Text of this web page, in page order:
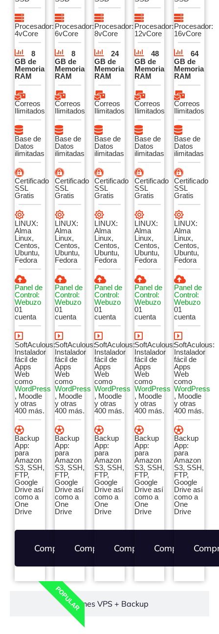
Planes VPS + Backup
Procesador:
4vCore
8
GB de
Memoria
RAM
Correos
Ilimitados
Base de
Datos
ilimitadas
Certificado
SSL
Gratis
LINUX:
Alma
Linux,
Centos,
Ubuntu,
Fedora
Panel de
Control:
Webuzo
01
cuenta
SoftAculous:
Instalador
fácil de
Apps
Web
como
WordPress
, Moodle
y otras
400 más.
Backup
App:
para
Amazon
S3, SSH,
FTP,
Google
Drive así
como a
One
Drive
Comprar
Procesador:
6vCore
8
GB de
Memoria
RAM
Correos
Ilimitados
Base de
Datos
ilimitadas
Certificado
SSL
Gratis
LINUX:
Alma
Linux,
Centos,
Ubuntu,
Fedora
Panel de
Control:
Webuzo
01
cuenta
SoftAculous:
Instalador
fácil de
Apps
Web
como
WordPress
, Moodle
y otras
400 más.
Backup
App:
para
Amazon
S3, SSH,
FTP,
Google
Drive así
como a
One
Drive
Comprar
POPULAR
Procesador:
8vCore
24
GB de
Memoria
RAM
Correos
Ilimitados
Base de
Datos
ilimitadas
Certificado
SSL
Gratis
LINUX:
Alma
Linux,
Centos,
Ubuntu,
Fedora
Panel de
Control:
Webuzo
01
cuenta
SoftAculous:
Instalador
fácil de
Apps
Web
como
WordPress
, Moodle
y otras
400 más.
Backup
App:
para
Amazon
S3, SSH,
FTP,
Google
Drive así
como a
One
Drive
Comprar
Procesador:
12vCore
48
GB de
Memoria
RAM
Correos
Ilimitados
Base de
Datos
ilimitadas
Certificado
SSL
Gratis
LINUX:
Alma
Linux,
Centos,
Ubuntu,
Fedora
Panel de
Control:
Webuzo
01
cuenta
SoftAculous:
Instalador
fácil de
Apps
Web
como
WordPress
, Moodle
y otras
400 más.
Backup
App:
para
Amazon
S3, SSH,
FTP,
Google
Drive así
como a
One
Drive
Comprar
Procesador:
16vCore
64
GB de
Memoria
RAM
Correos
Ilimitados
Base de
Datos
ilimitadas
Certificado
SSL
Gratis
LINUX:
Alma
Linux,
Centos,
Ubuntu,
Fedora
Panel de
Control:
Webuzo
01
cuenta
SoftAculous:
Instalador
fácil de
Apps
Web
como
WordPress
, Moodle
y otras
400 más.
Backup
App:
para
Amazon
S3, SSH,
FTP,
Google
Drive así
como a
One
Drive